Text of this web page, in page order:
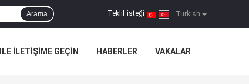
Turkish
Teklif isteği |
Arama
ILETIŞIME GEÇIN HABERLER VAKALAR